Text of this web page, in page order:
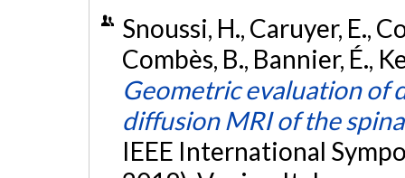
Snoussi, H., Caruyer, E.,
Combès, B., Bannier, É.,
Geometric evaluation of
diffusion MRI of the
IEEE International